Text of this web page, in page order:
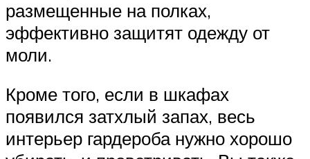
размещенные на полках,
эффективно защитят одежду от
моли.
Кроме того, если в шкафах
появился затхлый запах, весь
интерьер гардероба нужно хорошо